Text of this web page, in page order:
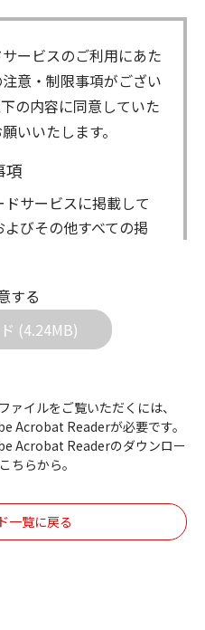
ービスのご利用にあた
意・制限事項がござい
の内容に同意していた
いいたします。
項
サービスに掲載して
びその他すべての掲
した取扱説明書は、
用されることは可能
得ることなく、以下
扱説明書は、複製、賃
、または公衆送信可能
せん。
第三者に譲渡あるいは
ません。
する
(4.24MB)
ァイルをご覧いただくには、
Acrobat Readerが必要です。
Acrobat Readerのダウンロー
ちらから。
一覧に戻る